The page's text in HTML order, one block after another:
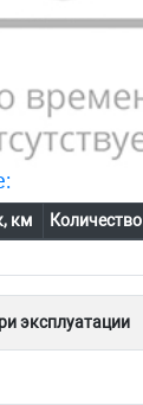
км Количество
эксплуатации